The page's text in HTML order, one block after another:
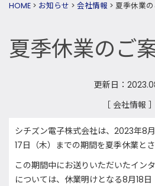
HOME > お知らせ > 会社情報 > 夏季休業
夏季休業のご
更新日：
［ 会社情報 ］
シチズン電子株式会社は、2023年8
17日（木）までの期間を夏季休業と
この期間中にお送りいただいたイン
については、休業明けとなる8月18